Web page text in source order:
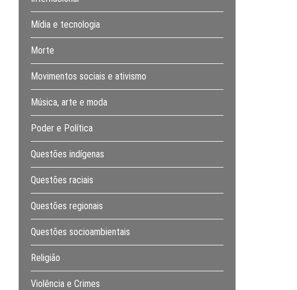
Mídia e tecnologia
Morte
Movimentos sociais e ativismo
Música, arte e moda
Poder e Política
Questões indígenas
Questões raciais
Questões regionais
Questões socioambientais
Religião
Violência e Crimes